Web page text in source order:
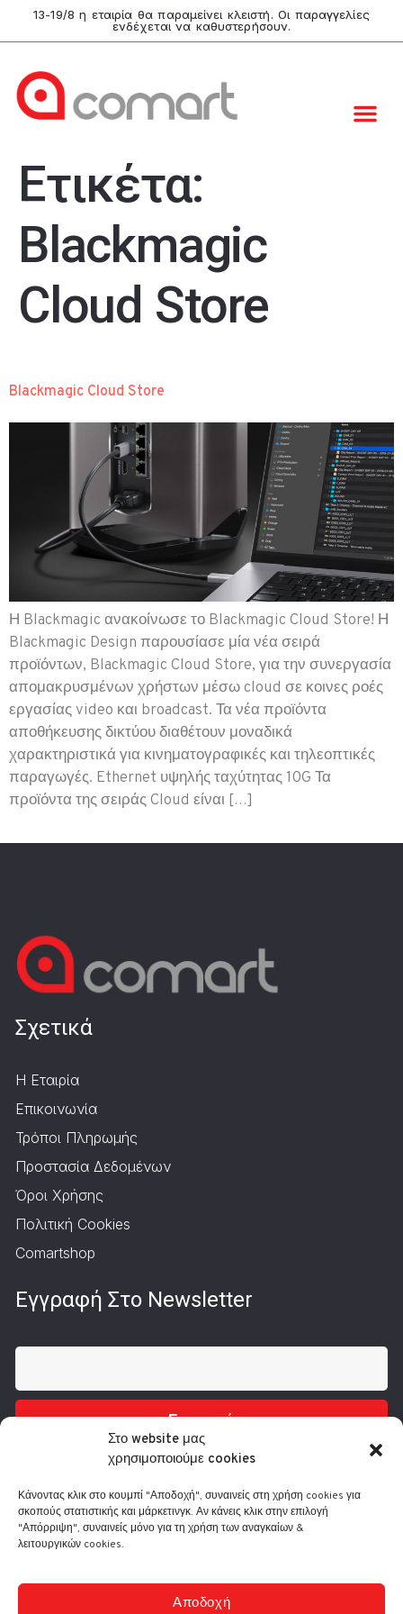
Στο website μας
χρησιμοποιούμε cookies
Κάνοντας κλικ στο κουμπί "Αποδοχή", συναινείς στη χρήση cookies για
σκοπούς στατιστικής και μάρκετινγκ. Αν κάνεις κλικ στην επιλογή
"Απόρριψη", συναινείς μόνο για τη χρήση των αναγκαίων &
λειτουργικών cookies.
Αποδοχή
13-19/8 η εταιρία θα παραμείνει κλειστή. Οι παραγγελίες
ενδέχεται να καθυστερήσουν.
Ετικέτα:
Blackmagic
Cloud Store
Blackmagic Cloud Store
Η Blackmagic ανακοίνωσε το Blackmagic Cloud Store! Η
Blackmagic Design παρουσίασε μία νέα σειρά
προϊόντων, Blackmagic Cloud Store, για την συνεργασία
απομακρυσμένων χρήστων μέσω cloud σε κοινες ροές
εργασίας video και broadcast. Τα νέα προϊόντα
αποθήκευσης δικτύου διαθέτουν μοναδικά
χαρακτηριστικά για κινηματογραφικές και τηλεοπτικές
παραγωγές. Ethernet υψηλής ταχύτητας 10G Τα
προϊόντα της σειράς Cloud είναι […]
Σχετικά
Η Εταιρία
Επικοινωνία
Τρόποι Πληρωμής
Προστασία Δεδομένων
Όροι Χρήσης
Πολιτική Cookies
Comartshop
Εγγραφή Στο Newsletter
Εγγραφή
Τηλ.: 210 3416200